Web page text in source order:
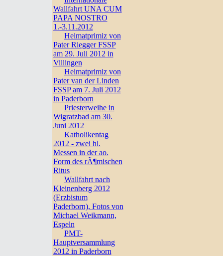
Wallfahrt UNA CUM
PAPA NOSTRO
1.-3.11.2012
Heimatprimiz von
Pater Riegger FSSP
am 29. Juli 2012 in
Villingen
Heimatprimiz von
Pater van der Linden
FSSP am 7. Juli 2012
in Paderborn
Priesterweihe in
Wigratzbad am 30.
Juni 2012
Katholikentag
2012 - zwei hl.
Messen in der ao.
Form des rÃ¶mischen
Ritus
Wallfahrt nach
Kleinenberg 2012
(Erzbistum
Paderborn), Fotos von
Michael Weikmann,
Espeln
PMT-
Hauptversammlung
2012 in Paderborn